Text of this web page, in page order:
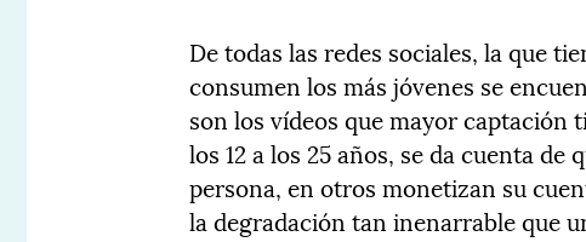
De todas las redes sociales, la que
consumen los más jóvenes se
son los vídeos que mayor
los 12 a los 25 años, se da cuenta de
persona, en otros monetizan su
la degradación tan inenarrable que